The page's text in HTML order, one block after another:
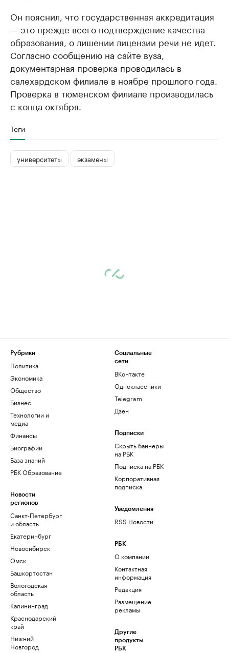
Он пояснил, что государственная аккредитация
— это прежде всего подтверждение качества
образования, о лишении лицензии речи не идет.
Согласно сообщению на сайте вуза,
документарная проверка проводилась в
салехардском филиале в ноябре прошлого года.
Проверка в тюменском филиале производилась
с конца октября.
Теги
университеты экзамены
Рубрики
Политика
Экономика
Общество
Бизнес
Технологии и
медиа
Финансы
Биографии
База знаний
РБК Образование
Новости
регионов
Санкт-Петербург
и область
Екатеринбург
Новосибирск
Омск
Башкортостан
Вологодская
область
Калининград
Краснодарский
край
Нижний
Новгород
Социальные
сети
ВКонтакте
Одноклассники
Telegram
Дзен
Подписки
Скрыть баннеры
на РБК
Подписка на РБК
Корпоративная
подписка
Уведомления
RSS Новости
РБК
О компании
Контактная
информация
Редакция
Размещение
рекламы
Другие
продукты
РБК